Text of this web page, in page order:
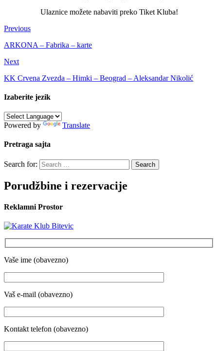
Ulaznice možete nabaviti preko Tiket Kluba!
Previous
ARKONA – Fabrika – karte
Next
KK Crvena Zvezda – Himki – Beograd – Aleksandar Nikolić
Izaberite jezik
Powered by Translate
Pretraga sajta
Search for:
Porudžbine i rezervacije
Reklamni Prostor
Vaše ime (obavezno)
Vaš e-mail (obavezno)
Kontakt telefon (obavezno)